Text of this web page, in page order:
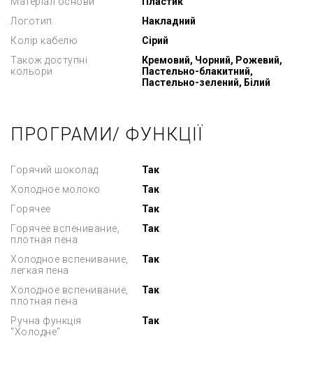
Логотип
Накладний
Колір кабелю
Сірий
Також доступні
кольори
Кремовий, Чорний, Рожевий,
Пастельно-блакитний,
Пастельно-зелений, Білий
ПРОГРАМИ/ ФУНКЦІЇ
Горячий шоколад
Так
Холодное молоко
Так
Горячее
Так
Горячее вспенивание,
плотная пена
Так
Холодное вспенивание,
легкая пена
Так
Холодное вспенивание,
плотная пена
Так
Ручна функція
"Холодне"
Так